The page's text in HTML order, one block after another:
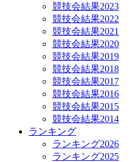
競技会結果2023
競技会結果2022
競技会結果2021
競技会結果2020
競技会結果2019
競技会結果2018
競技会結果2017
競技会結果2016
競技会結果2015
競技会結果2014
ランキング
ランキング2026
ランキング2025